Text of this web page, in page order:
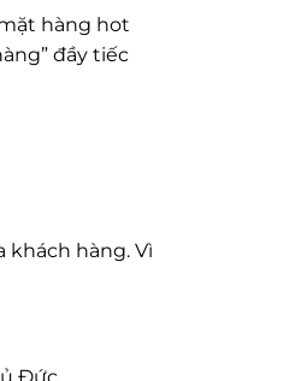
hàng hot
đầy tiếc
khách hàng. Vì